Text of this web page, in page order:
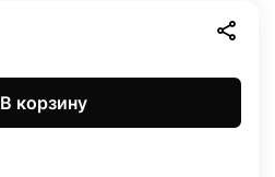
В корзину